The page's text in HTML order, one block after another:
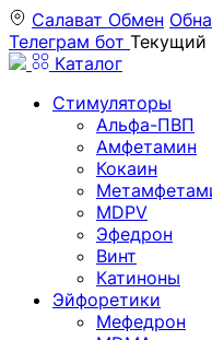
Салават Обмен
Телеграм бот Текущий
Каталог
Стимуляторы
Альфа-ПВП
Амфетамин
Кокаин
MDPV
Эфедрон
Винт
Катиноны
Эйфоретики
Мефедрон